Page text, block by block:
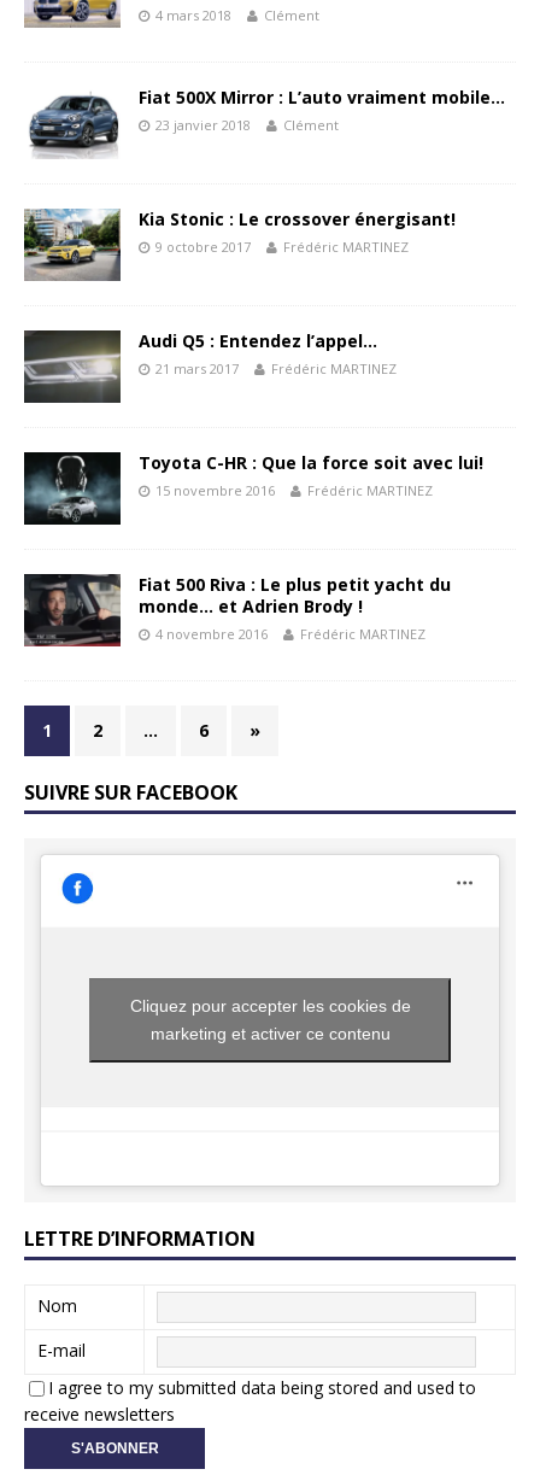
4 mars 2018 Clément
Fiat 500X Mirror : L’auto vraiment mobile…
23 janvier 2018 Clément
Kia Stonic : Le crossover énergisant!
9 octobre 2017 Frédéric MARTINEZ
Audi Q5 : Entendez l’appel…
21 mars 2017 Frédéric MARTINEZ
Toyota C-HR : Que la force soit avec lui!
15 novembre 2016 Frédéric MARTINEZ
Fiat 500 Riva : Le plus petit yacht du
monde… et Adrien Brody !
4 novembre 2016 Frédéric MARTINEZ
1 2 … 6 »
SUIVRE SUR FACEBOOK
Cliquez pour accepter les cookies de
marketing et activer ce contenu
LETTRE D’INFORMATION
Nom
E-mail
I agree to my submitted data being stored and used to
receive newsletters